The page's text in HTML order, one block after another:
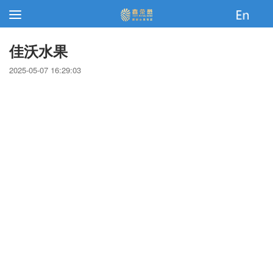
佳沃水果
2025-05-07 16:29:03